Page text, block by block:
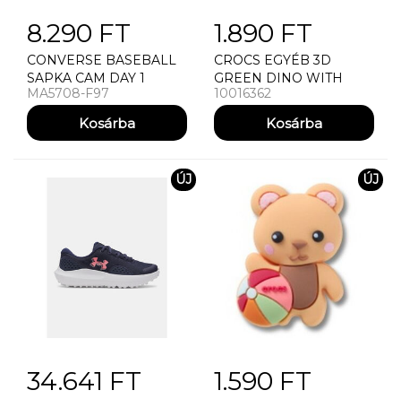
8.290 FT
CONVERSE BASEBALL
SAPKA CAM DAY 1
CHUCK P CAP
(HADDAD)
MA5708-F97
1.890 FT
CROCS EGYÉB 3D
GREEN DINO WITH
SCALES
10016362
ÚJ
34.641 FT
ÚJ
1.590 FT